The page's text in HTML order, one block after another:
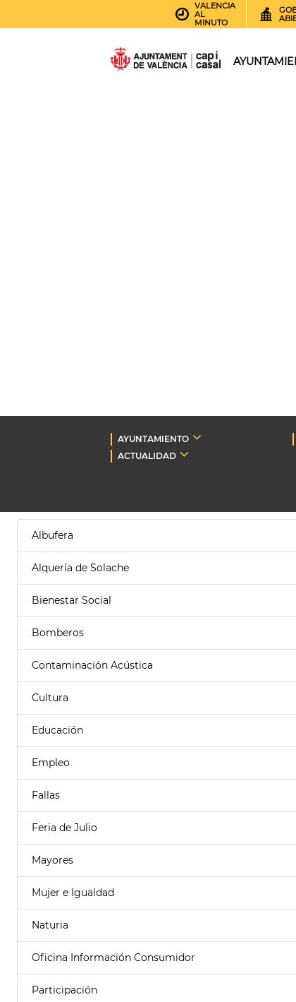
VALENCIA
AL
MINUTO
AYUNTAMIENTO
ACTUALIDAD
Albufera
Alquería de Solache
Bienestar Social
Bomberos
Contaminación Acústica
Cultura
Educación
Empleo
Fallas
Feria de Julio
Mayores
Mujer e Igualdad
Naturia
Oficina Información Consumidor
Participación